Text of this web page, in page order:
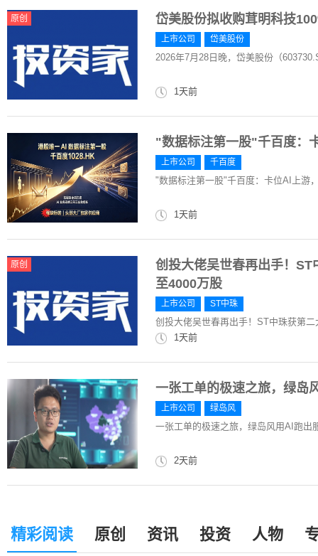
原创 岱美股份拟收购茸明科技
上市公司 岱美股份
2026年7月28日晚，岱美股份（
1天前
"数据标注第一股"千百度：
上市公司 千百度
"数据标注第一股"千百度：卡位AI上游
1天前
原创
创投大佬吴世春再出手！
至4000万股
上市公司 ST中珠
创投大佬吴世春再出手！ST中珠获第
1天前
一张工单的极速之旅，绿岛
上市公司 绿岛风
一张工单的极速之旅，绿岛风用AI跑出
2天前
精彩阅读 原创 资讯 投资 人物